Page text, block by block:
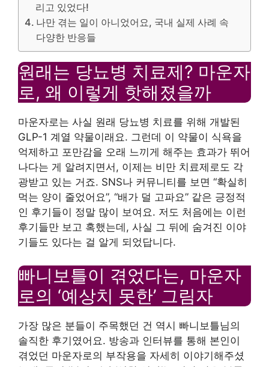
리고 있었다!
나만 겪는 일이 아니었어요, 국내 실제 사례 속
다양한 반응들
원래는 당뇨병 치료제? 마운자
로, 왜 이렇게 핫해졌을까
마운자로는 사실 원래 당뇨병 치료를 위해 개발된
GLP-1 계열 약물이래요. 그런데 이 약물이 식욕을
억제하고 포만감을 오래 느끼게 해주는 효과가 뛰어
나다는 게 알려지면서, 이제는 비만 치료제로도 각
광받고 있는 거죠. SNS나 커뮤니티를 보면 “확실히
먹는 양이 줄었어요”, “배가 덜 고파요” 같은 긍정적
인 후기들이 정말 많이 보여요. 저도 처음에는 이런
후기들만 보고 혹했는데, 사실 그 뒤에 숨겨진 이야
기들도 있다는 걸 알게 되었답니다.
빠니보틀이 겪었다는, 마운자
로의 ‘예상치 못한’ 그림자
가장 많은 분들이 주목했던 건 역시 빠니보틀님의
솔직한 후기였어요. 방송과 인터뷰를 통해 본인이
겪었던 마운자로의 부작용을 자세히 이야기해주셨